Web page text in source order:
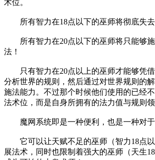
术位。
所有智力在18点以下的巫师将彻底失去
所有智力在20点以下的巫师将只能够施
法！
只有智力在20点以上的巫师才能够凭借
分析世界的规则，然后通过对世界规则的
施法能力。不过那个时候他们使用的已经
法术位，而是自身所拥有的法力值与规则领
魔网系统即是一种便利，也是一种对于
它可以让天赋不足的巫师（智力18点以
展法术，同时也限制着强大的巫师（天生